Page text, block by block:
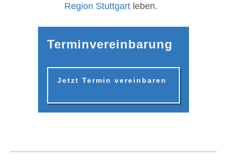
Region Stuttgart leben.
Terminvereinbarung
Jetzt Termin vereinbaren